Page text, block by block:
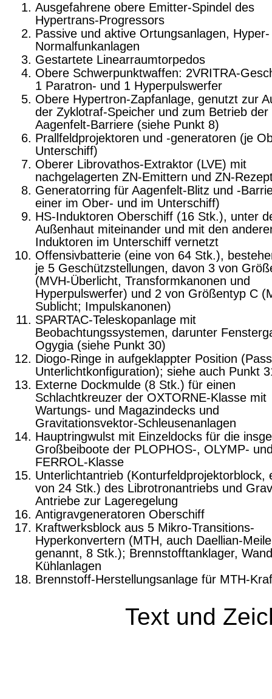
Ausgefahrene obere Emitter-Spindel des
Hypertrans-Progressors
Passive und aktive Ortungsanlagen,
Normalfunkanlagen
Gestartete Linearraumtorpedos
Obere Schwerpunktwaffen: 2VRITRA-
1 Paratron- und 1 Hyperpulswerfer
Obere Hypertron-Zapfanlage, genutzt zur
der Zyklotraf-Speicher und zum Betrieb der
Aagenfelt-Barriere (siehe Punkt 8)
Prallfeldprojektoren und -generatoren (je
Unterschiff)
Oberer Librovathos-Extraktor (LVE) mit
nachgelagerten ZN-Emittern und ZN-
Generatorring für Aagenfelt-Blitz und -
einer im Ober- und im Unterschiff)
HS-Induktoren Oberschiff (16 Stk.), unter
Außenhaut miteinander und mit den
Induktoren im Unterschiff vernetzt
Offensivbatterie (eine von 64 Stk.),
je 5 Geschützstellungen, davon 3 von
(MVH-Überlicht, Transformkanonen und
Hyperpulswerfer) und 2 von Größentyp C
Sublicht; Impulskanonen)
SPARTAC-Teleskopanlage mit
Beobachtungssystemen, darunter
Ogygia (siehe Punkt 30)
Diogo-Ringe in aufgeklappter Position
Unterlichtkonfiguration); siehe auch Punkt
Externe Dockmulde (8 Stk.) für einen
Schlachtkreuzer der OXTORNE-Klasse mit
Wartungs- und Magazindecks und
Gravitationsvektor-Schleusenanlagen
Hauptringwulst mit Einzeldocks für die
Großbeiboote der PLOPHOS-, OLYMP-
FERROL-Klasse
Unterlichtantrieb (Konturfeldprojektorblock,
von 24 Stk.) des Librotronantriebs und
Antriebe zur Lageregelung
Antigravgeneratoren Oberschiff
Kraftwerksblock aus 5 Mikro-Transitions-
Hyperkonvertern (MTH, auch Daellian-
genannt, 8 Stk.); Brennstofftanklager,
Kühlanlagen
Brennstoff-Herstellungsanlage für MTH-
Text und